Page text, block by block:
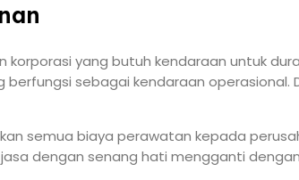
korporasi yang butuh kendaraan untuk
sebagai kendaraan
semua biaya perawatan kepada
dengan senang hati mengganti